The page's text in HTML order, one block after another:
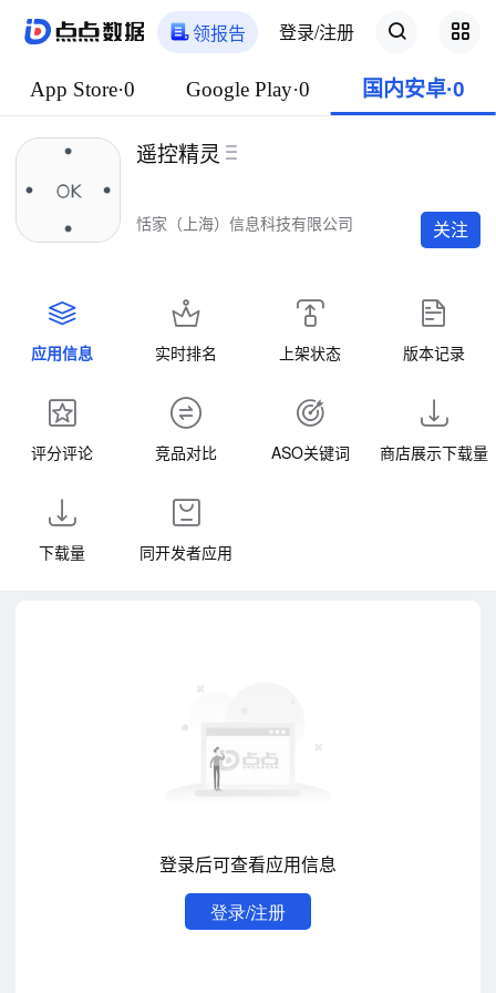
领报告 登录/注册
App Store·0 Google Play·0 国内安卓·0
遥控精灵
恬家（上海）信息科技有限公司 关注
应用信息 实时排名 上架状态 版本记录
评分评论 竞品对比 ASO关键词 商店展示下载量
下载量 同开发者应用
登录后可查看应用信息
登录/注册